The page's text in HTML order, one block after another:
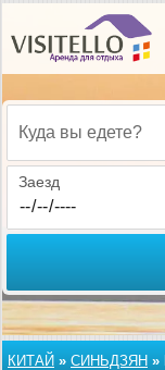
Куда вы едете?
Заезд
КИТАЙ » СИНЬДЗЯН »